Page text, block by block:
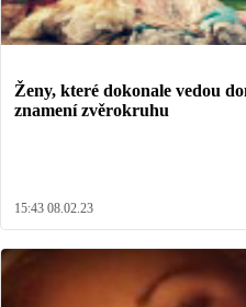
Ženy, které dokonale vedou
znamení zvěrokruhu
15:43 08.02.23